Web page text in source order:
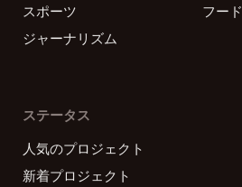
スポーツ
フード
ジャーナリズム
ステータス
人気のプロジェクト
新着プロジェクト